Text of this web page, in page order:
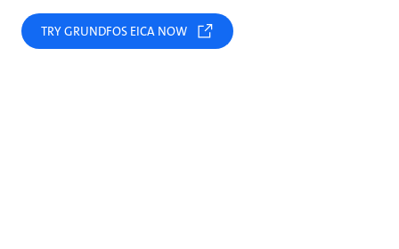
TRY GRUNDFOS EICA NOW